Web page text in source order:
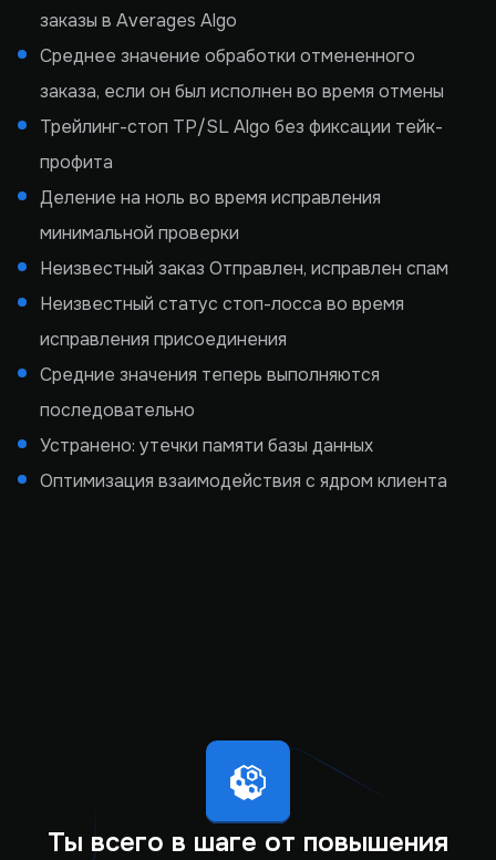
заказы в Averages Algo
Среднее значение обработки отмененного
заказа, если он был исполнен во время отмены
Трейлинг-стоп TP/SL Algo без фиксации тейк-
профита
Деление на ноль во время исправления
минимальной проверки
Неизвестный заказ Отправлен, исправлен спам
Неизвестный статус стоп-лосса во время
исправления присоединения
Средние значения теперь выполняются
последовательно
Устранено: утечки памяти базы данных
Оптимизация взаимодействия с ядром клиента
Ты всего в шаге от повышения